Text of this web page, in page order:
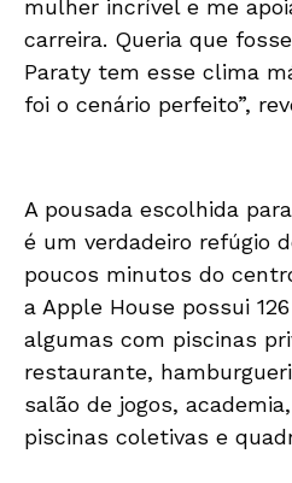
mulher incrível e me
carreira. Queria que
Paraty tem esse clima
foi o cenário perfeito”,
A pousada escolhida
é um verdadeiro refúgio
poucos minutos do
a Apple House possui
algumas com piscinas
restaurante,
salão de jogos,
piscinas coletivas e